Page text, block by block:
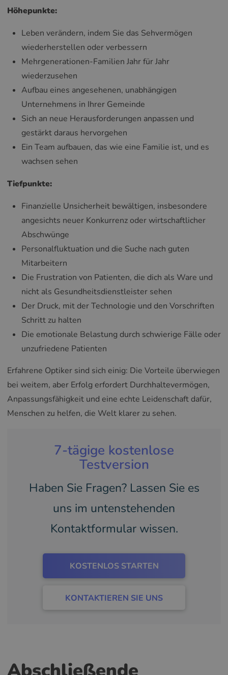
Höhepunkte:
Leben verändern, indem Sie das Sehvermögen
wiederherstellen oder verbessern
Mehrgenerationen-Familien Jahr für Jahr
wiederzusehen
Aufbau eines angesehenen, unabhängigen
Unternehmens in Ihrer Gemeinde
Sich an neue Herausforderungen anpassen und
gestärkt daraus hervorgehen
Ein Team aufbauen, das wie eine Familie ist, und es
wachsen sehen
Tiefpunkte:
Finanzielle Unsicherheit bewältigen, insbesondere
angesichts neuer Konkurrenz oder wirtschaftlicher
Abschwünge
Personalfluktuation und die Suche nach guten
Mitarbeitern
Die Frustration von Patienten, die dich als Ware und
nicht als Gesundheitsdienstleister sehen
Der Druck, mit der Technologie und den Vorschriften
Schritt zu halten
Die emotionale Belastung durch schwierige Fälle oder
unzufriedene Patienten
Erfahrene Optiker sind sich einig: Die Vorteile überwiegen
bei weitem, aber Erfolg erfordert Durchhaltevermögen,
Anpassungsfähigkeit und eine echte Leidenschaft dafür,
Menschen zu helfen, die Welt klarer zu sehen.
7-tägige kostenlose
Testversion
Haben Sie Fragen? Lassen Sie es
uns im untenstehenden
Kontaktformular wissen.
KOSTENLOS STARTEN
KONTAKTIEREN SIE UNS